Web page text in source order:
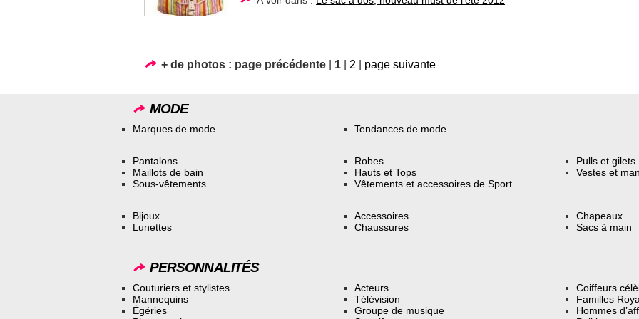
+ de photos : page précédente 1 2 page suivante
MODE
Marques de mode Tendances de mode
Pantalons
Maillots de bain
Sous-vêtements
Robes
Hauts et Tops
Vêtements et accessoires de Sport
Pulls et gilets
Vestes et
Bijoux
Lunettes
Accessoires
Chaussures
Chapeaux
Sacs à main
PERSONNALITÉS
Couturiers et stylistes
Mannequins
Égéries
Acteurs
Télévision
Groupe de musique
Coiffeurs
Familles
Hommes